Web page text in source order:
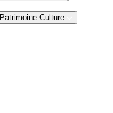
Patrimoine Culture